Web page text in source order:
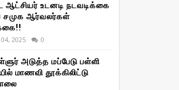
ஆட்சியர் உடனடி நடவடிக்கை
சமுக ஆர்வலர்கள்
2025 0
அடுத்த மப்பேடு பள்ளி
மாணவி தூக்கிலிட்டு